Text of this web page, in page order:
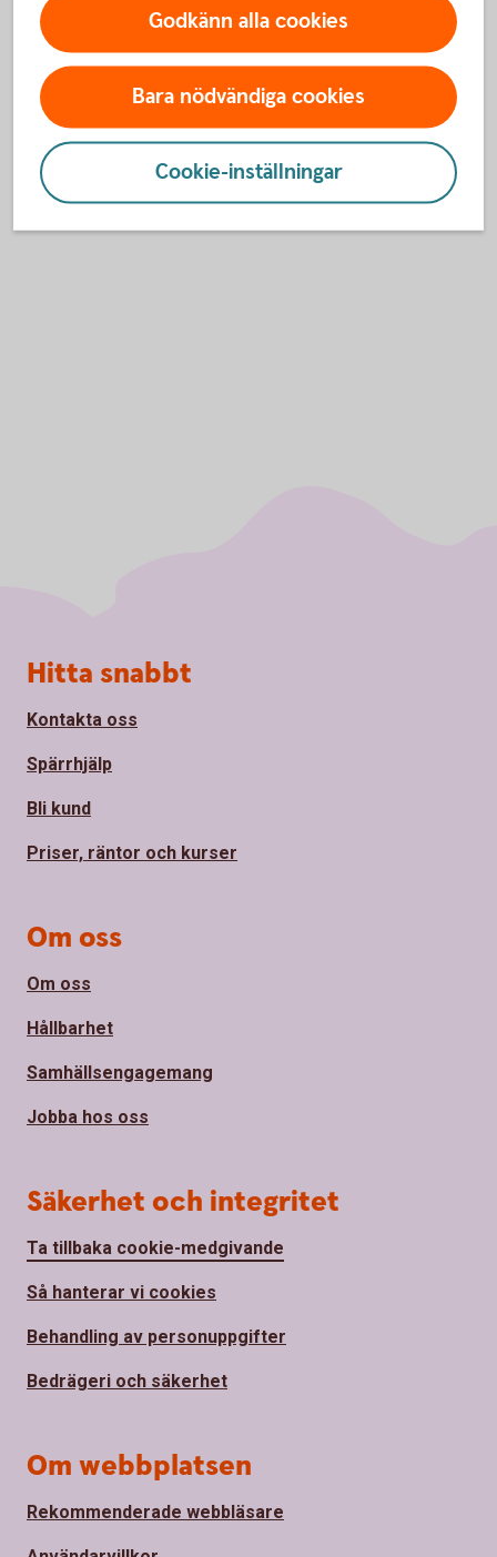
Nej, kortet ska vara intill terminalen för att
transaktionen ska gå igenom.
Jag vill inte blippa! Hur gör jag?
Ring Spärrservice så tar de bort funktionen från ditt
08-411 10 11
Godkänn alla cookies
Bara nödvändiga cookies
Cookie-inställningar
Sidfot
Hitta snabbt
Kontakta oss
Spärrhjälp
Bli kund
Priser, räntor och kurser
Om oss
Om oss
Hållbarhet
Samhällsengagemang
Jobba hos oss
Säkerhet och integritet
Ta tillbaka cookie-medgivande
Så hanterar vi cookies
Behandling av personuppgifter
Bedrägeri och säkerhet
Om webbplatsen
Rekommenderade webbläsare